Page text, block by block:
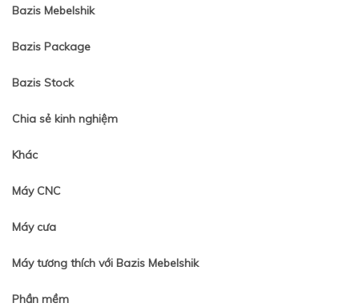
Bazis Mebelshik
Bazis Package
Bazis Stock
Chia sẻ kinh nghiệm
Khác
Máy CNC
Máy cưa
Máy tương thích với Bazis Mebelshik
Phần mềm